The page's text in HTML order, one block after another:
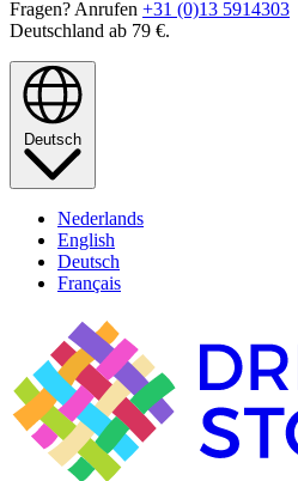
Fragen? Anrufen +31 (0)13 5914303
Deutschland ab 79 €.
Deutsch
Nederlands
English
Deutsch
Français